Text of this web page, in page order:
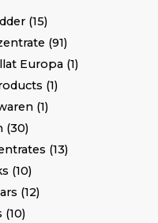
15
91
Europa 1
1
1
30
13
10
12
10